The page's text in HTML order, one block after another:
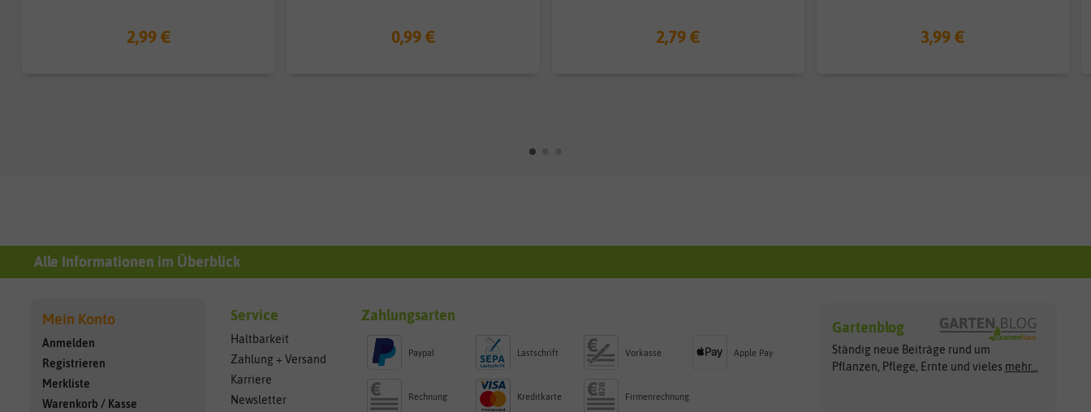
2,99 € 0,99 € 2,79 € 3,99 €
Alle Informationen im Überblick
Mein Konto
Anmelden
Registrieren
Merkliste
Warenkorb / Kasse
Service
Haltbarkeit
Zahlung + Versand
Karriere
Newsletter
Zahlungsarten
Paypal Lastschrift Vorkasse Apple Pay
Rechnung Kreditkarte Firmenrechnung
Gartenblog
Ständig neue Beiträge rund um
Pflanzen, Pflege, Ernte und vieles mehr...